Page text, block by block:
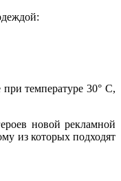
температуре 30° С,
новой рекламной
из которых подходят